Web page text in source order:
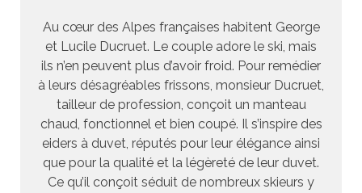
Au cœur des Alpes françaises habitent George
et Lucile Ducruet. Le couple adore le ski, mais
ils n’en peuvent plus d’avoir froid. Pour remédier
à leurs désagréables frissons, monsieur Ducruet,
tailleur de profession, conçoit un manteau
chaud, fonctionnel et bien coupé. Il s’inspire des
eiders à duvet, réputés pour leur élégance ainsi
que pour la qualité et la légèreté de leur duvet.
Ce qu’il conçoit séduit de nombreux skieurs y